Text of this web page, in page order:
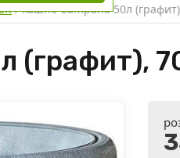
/ кашпо Campana 50л
(графит),